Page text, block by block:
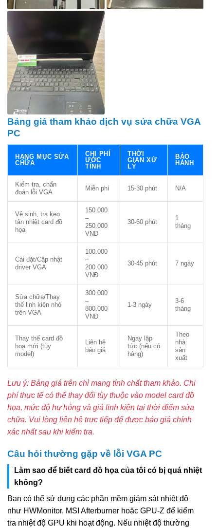
Bảng giá tham khảo dịch vụ sửa chữa VGA
PC
HẠNG MỤC SỬA
CHỮA
CHI PHÍ
ƯỚC
TÍNH
THỜI
GIAN XỬ
LÝ
BẢO
HÀNH
Kiểm tra, chẩn
đoán lỗi VGA
Miễn phí 15-30 phút N/A
Vệ sinh, tra keo
tản nhiệt card đồ
họa
150.000
–
250.000
VNĐ
30-60 phút
1
tháng
Cài đặt/Cập nhật
driver VGA
100.000
–
200.000
VNĐ
30-45 phút 7 ngày
Sửa chữa/Thay
thế linh kiện nhỏ
trên VGA
300.000
–
800.000
VNĐ
1-3 ngày
3-6
tháng
Thay thế card đồ
họa mới (tùy
model)
Liên hệ
báo giá
Ngay lập
tức (nếu có
hàng)
Theo
nhà
sản
xuất
Lưu ý: Bảng giá trên chỉ mang tính chất tham khảo. Chi
phí thực tế có thể thay đổi tùy thuộc vào model card đồ
họa, mức độ hư hỏng và giá linh kiện tại thời điểm sửa
chữa. Vui lòng liên hệ trực tiếp để được báo giá chính
xác nhất sau khi kiểm tra.
Câu hỏi thường gặp về lỗi VGA PC
Làm sao để biết card đồ họa của tôi có bị quá nhiệt
không?
Bạn có thể sử dụng các phần mềm giám sát nhiệt độ
như HWMonitor, MSI Afterburner hoặc GPU-Z để kiểm
tra nhiệt độ GPU khi hoạt động. Nếu nhiệt độ thường